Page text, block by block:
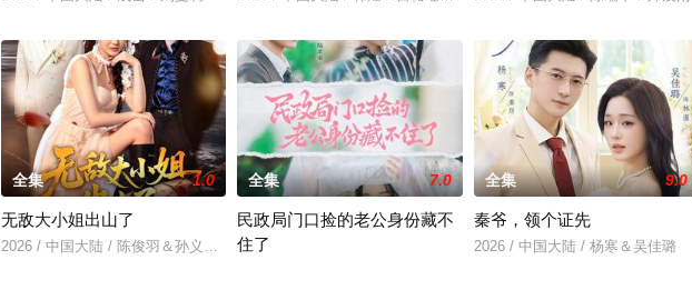
全集 1.0
无敌大小姐出山了
2026 / 中国大陆 / 陈俊羽＆孙义宸＆郭亚宁
全集 7.0
民政局门口捡的老公身份藏不
住了
全集 9.0
秦爷，领个证先
2026 / 中国大陆 / 杨寒＆吴佳璐